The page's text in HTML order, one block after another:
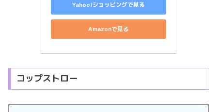
Yahoo!ショッピングで見る
Amazonで見る
コップストロー